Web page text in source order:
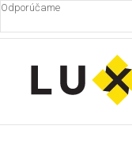
Prejsť
obsah